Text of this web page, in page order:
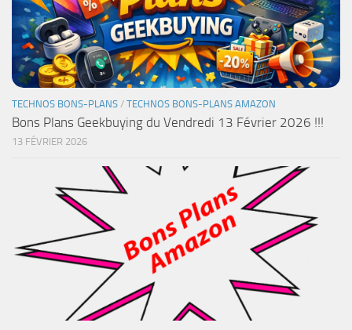
TECHNOS BONS-PLANS / TECHNOS BONS-PLANS AMAZON
Bons Plans Geekbuying du Vendredi 13 Février 2026 !!!
13 FÉVRIER 2026